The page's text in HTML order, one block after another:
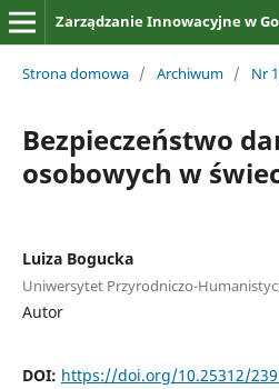
Zarządzanie Innowacyjne w
Strona domowa / Archiwum / Nr
Bezpieczeństwo
osobowych w
Luiza Bogucka
Uniwersytet Przyrodniczo-
Autor
DOI: https://doi.org/10.25312/